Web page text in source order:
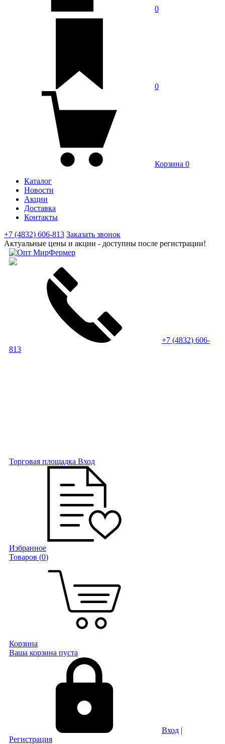
0
0
Корзина 0
Каталог
Новости
Акции
Доставка
Контакты
+7 (4832) 606-813 Заказать звонок
Актуальные цены и акции - доступны после регистрации!
+7 (4832) 606-
813
Торговая площадка Вход
Избранное
Товаров (0)
Корзина
Ваша корзина пуста
Вход |
Регистрация